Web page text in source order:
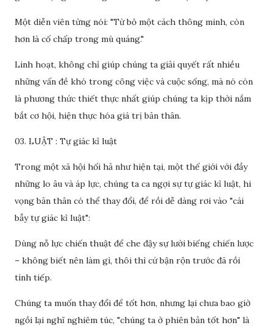
Một diễn viên từng nói: "Từ bỏ một cách thông minh, còn
hơn là cố chấp trong mù quáng."
Linh hoạt, không chỉ giúp chúng ta giải quyết rất nhiều
những vấn đề khó trong công việc và cuộc sống, mà nó còn
là phương thức thiết thực nhất giúp chúng ta kịp thời nắm
bắt cơ hội, hiện thực hóa giá trị bản thân.
03. LUẬT : Tự giác kỉ luật
Trong một xã hội hối hả như hiện tại, một thế giới với đầy
những lo âu và áp lực, chúng ta ca ngợi sự tự giác kỉ luật, hi
vọng bản thân có thể thay đổi, để rồi dễ dàng rơi vào "cái
bẫy tự giác kỉ luật":
Dùng nỗ lực chiến thuật để che đậy sự lười biếng chiến lược
– không biết nên làm gì, thôi thì cứ bận rộn trước đã rồi
tính tiếp.
Chúng ta muốn thay đổi để tốt hơn, nhưng lại chưa bao giờ
ngồi lại nghĩ nghiêm túc, "chúng ta ở phiên bản tốt hơn" là